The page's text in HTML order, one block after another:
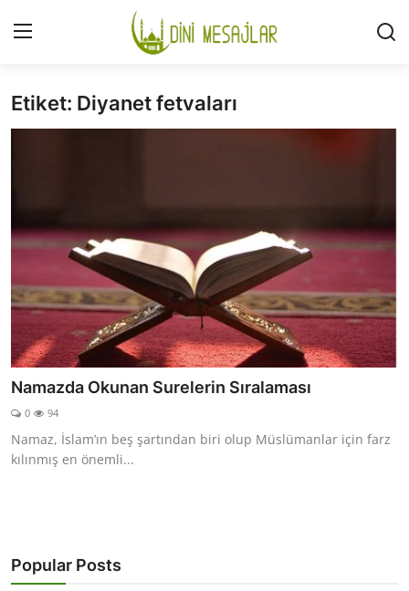
Giriş Kayıt Ol
HAKKIMIZDA
DESTEKLİYORUM
SURELER
NAMAZ
DUALAR
KİMDİR?
KISSADAN HİSSE
Etiket: Diyanet fetvaları
Namazda Okunan Surelerin Sıralaması
0 94
Namaz, İslam’ın beş şartından biri olup Müslümanlar için farz
kılınmış en önemli...
Popular Posts